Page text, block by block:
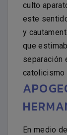
culto
este
y
que
separación
catolicismo
En medio